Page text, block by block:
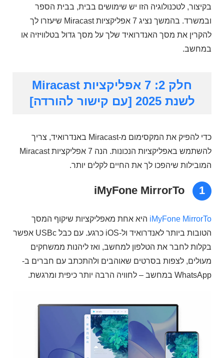
בקיצור, לטכנולוגיה הזו יש שימושים בבית, בבית הספר
ובמשרד. בהמשך נציג 7 אפליקציות Miracast שיעזרו לך
להקרין את מסך האנדרואיד שלך על מסך גדול בטלוויזיה או
במחשב.
חלק 2: 7 אפליקציות Miracast
לשנת 2025 [עם קישור להורדה]
כדי להפיק את המקסימום מ-Miracast באנדרואיד, צריך
להשתמש באפליקציות הנכונות. הנה 7 אפליקציות Miracast
המובילות שיהפכו לך את החיים לקלים יותר.
1
iMyFone MirrorTo היא אחת מאפליקציות שיקוף המסך
הטובות ביותר לאנדרואיד ול-iOS כרגע. עם כבל USBc אפשר
בקלות לחבר את הטלפון למחשב, ואז ליהנות ממשחקים
מעולים, לצפות בסרטים שאוהבים ולהתכתב עם חברים ב-
WhatsApp במחשב – לחוויה הרבה יותר כיפית ומרגשת.